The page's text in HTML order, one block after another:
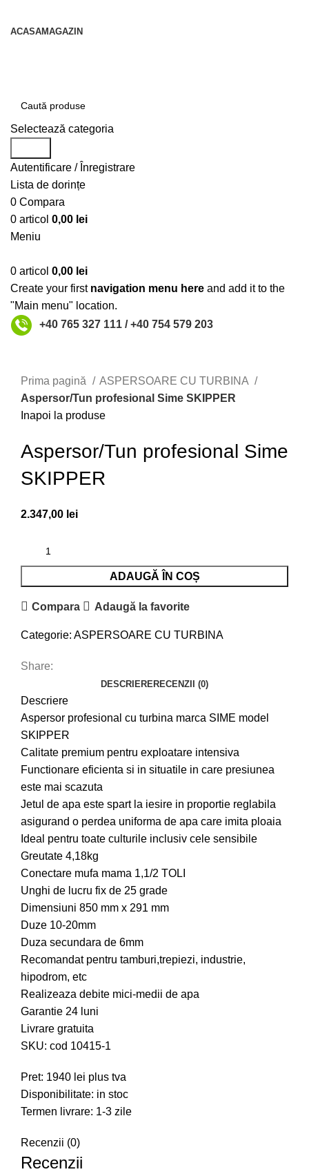
ACASAMAGAZIN
Selectează categoria
Autentificare / Înregistrare
Lista de dorințe
0 Compara
0 articol 0,00 lei
Meniu
0 articol 0,00 lei
Create your first navigation menu here and add it to the
"Main menu" location.
+40 765 327 111 / +40 754 579 203
Prima pagină
ASPERSOARE CU TURBINA
Aspersor/Tun profesional Sime SKIPPER
Inapoi la produse
Aspersor/Tun profesional Sime
SKIPPER
2.347,00 lei
ADAUGĂ ÎN COȘ
Compara Adaugă la favorite
Categorie: ASPERSOARE CU TURBINA
Share:
DESCRIERERECENZII (0)
Descriere
Aspersor profesional cu turbina marca SIME model
SKIPPER
Calitate premium pentru exploatare intensiva
Functionare eficienta si in situatile in care presiunea
este mai scazuta
Jetul de apa este spart la iesire in proportie reglabila
asigurand o perdea uniforma de apa care imita ploaia
Ideal pentru toate culturile inclusiv cele sensibile
Greutate 4,18kg
Conectare mufa mama 1,1/2 TOLI
Unghi de lucru fix de 25 grade
Dimensiuni 850 mm x 291 mm
Duze 10-20mm
Duza secundara de 6mm
Recomandat pentru tamburi,trepiezi, industrie,
hipodrom, etc
Realizeaza debite mici-medii de apa
Garantie 24 luni
Livrare gratuita
SKU: cod 10415-1
Pret: 1940 lei plus tva
Disponibilitate: in stoc
Termen livrare: 1-3 zile
Recenzii (0)
Recenzii